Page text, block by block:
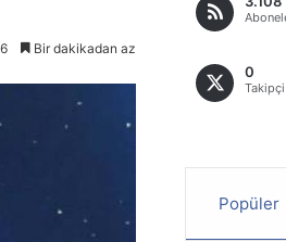
Bir dakikadan az
0
Takipçi
Popüler